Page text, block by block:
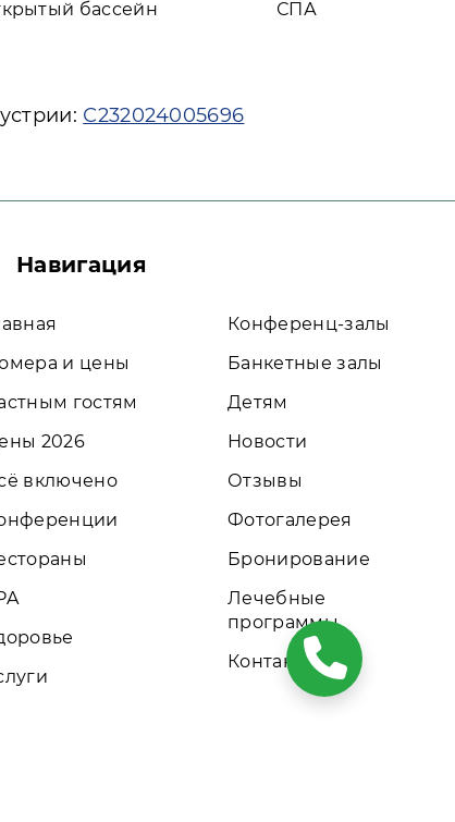
бассейн СПА
С232024005696
Навигация
и цены
гостям
2026
включено
Конференц-залы
Банкетные залы
Детям
Новости
Отзывы
Фотогалерея
Бронирование
Лечебные
программы
Контакты